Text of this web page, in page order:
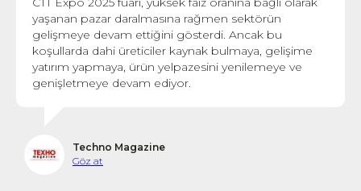
yaşanan pazar daralmasına rağmen sektörün
gelişmeye devam ettiğini gösterdi. Ancak bu
koşullarda dahi üreticiler kaynak bulmaya, gelişime
yatırım yapmaya, ürün yelpazesini yenilemeye ve
genişletmeye devam ediyor.
Techno Magazine
Göz at